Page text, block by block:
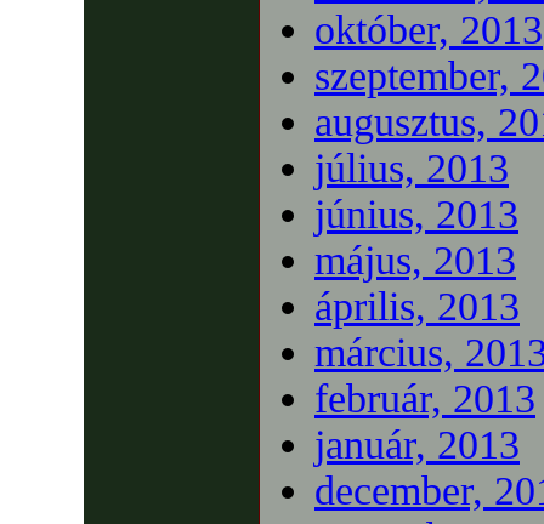
október, 2013
szeptember,
augusztus,
július, 2013
június, 2013
május, 2013
április, 2013
március,
február, 2013
január, 2013
december,